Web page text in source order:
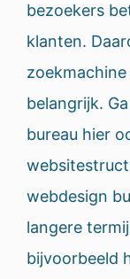
bezoekers
klanten.
belangrijk.
bureau hier
webdesign
langere
bijvoorbeeld